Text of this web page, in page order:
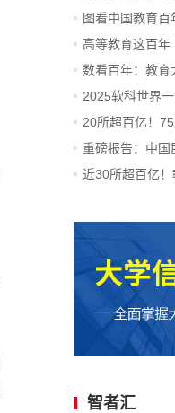
图看中国教育百
高等教育这百年
数看百年：教育
2025软科世界
14...
20所超百亿！
决算
重磅报告：中国
位、...
近30所超百亿
智者汇